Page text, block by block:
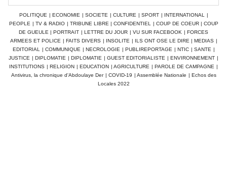
POLITIQUE | ECONOMIE | SOCIETE | CULTURE | SPORT | INTERNATIONAL |
PEOPLE | TV & RADIO | TRIBUNE LIBRE | CONFIDENTIEL | COUP DE COEUR | COUP
DE GUEULE | PORTRAIT | LETTRE DU JOUR | VU SUR FACEBOOK | FORCES
ARMEES ET POLICE | FAITS DIVERS | INSOLITE | ILS ONT OSE LE DIRE | MEDIAS |
EDITORIAL | COMMUNIQUE | NECROLOGIE | PUBLIREPORTAGE | NTIC | SANTE |
JUSTICE | DIPLOMATIE | DIPLOMATIE | GUEST EDITORIALISTE | ENVIRONNEMENT |
INSTITUTIONS | RELIGION | EDUCATION | AGRICULTURE | PAROLE DE CAMPAGNE |
Antivirus, la chronique d'Abdoulaye Der | COVID-19 | Assemblée Nationale | Echos des
Locales 2022